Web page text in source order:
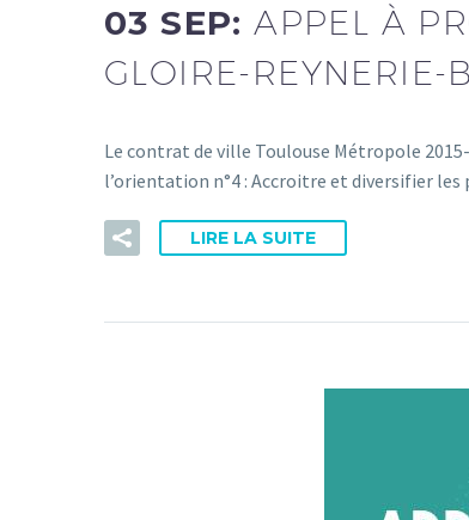
03 SEP:APPEL À
GLOIRE-REYNERIE-
Le contrat de ville Toulouse Métropole
l’orientation n°4 : Accroitre et diversifier
LIRE LA SUITE